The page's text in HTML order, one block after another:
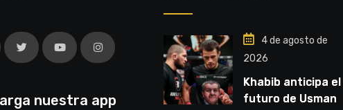
nuestra app
4 de agosto de
2026
Khabib anticipa el
futuro de Usman